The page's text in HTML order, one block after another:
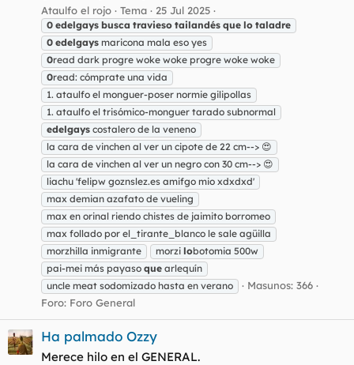
Ataulfo el rojo Tema 25 Jul 2025
0 edelgays busca travieso tailandés que lo taladre
0 edelgays maricona mala eso yes
0read dark progre woke woke progre woke woke
0read: cómprate una vida
1. ataulfo el monguer-poser normie gilipollas
1. ataulfo el trisómico-monguer tarado subnormal
edelgays costalero de la veneno
la cara de vinchen al ver un cipote de 22 cm--> 😍
la cara de vinchen al ver un negro con 30 cm--> 😍
liachu 'felipw goznslez.es amifgo mio xdxdxd'
max demian azafato de vueling
max en orinal riendo chistes de jaimito borromeo
max follado por el_tirante_blanco le sale agüilla
morzhilla inmigrante
morzi lobotomia 500w
pai-mei más payaso que arlequín
uncle meat sodomizado hasta en verano
Masunos: 366
Foro: Foro General
Ha palmado Ozzy
Merece hilo en el GENERAL.